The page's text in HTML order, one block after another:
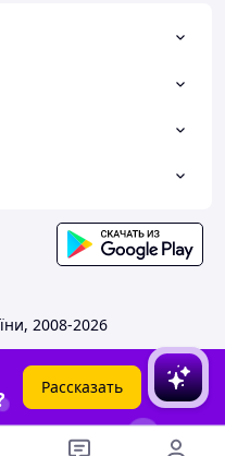
2008-2026
Рассказать